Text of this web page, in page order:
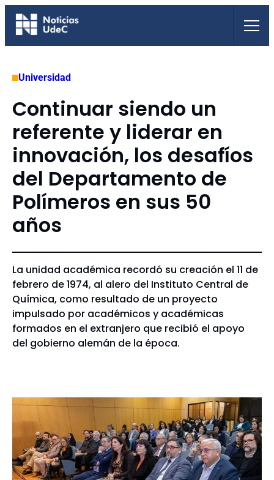
Saltar
Universidad
Continuar siendo un
referente y liderar en
innovación, los desafíos
del Departamento de
Polímeros en sus 50
años
La unidad académica recordó su creación el 11 de
febrero de 1974, al alero del Instituto Central de
Química, como resultado de un proyecto
impulsado por académicos y académicas
formados en el extranjero que recibió el apoyo
del gobierno alemán de la época.